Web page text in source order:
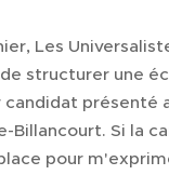
Les
structurer une
présenté
Billancourt. Si la
pour